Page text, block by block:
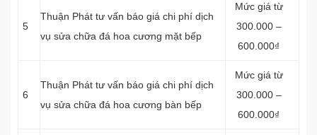
5
Thuận Phát tư vấn báo giá chi phí dịch
vụ sửa chữa đá hoa cương mặt bếp
Mức giá từ
300.000 –
600.000₫
6
Thuận Phát tư vấn báo giá chi phí dịch
vụ sửa chữa đá hoa cương bàn bếp
Mức giá từ
300.000 –
600.000₫